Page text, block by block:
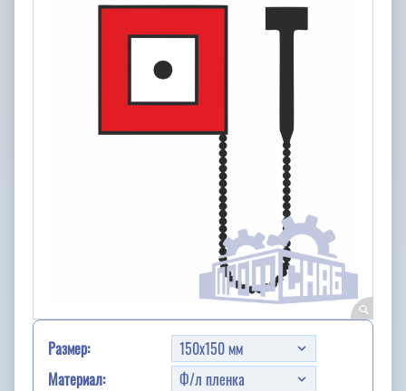
Размер:
Материал: